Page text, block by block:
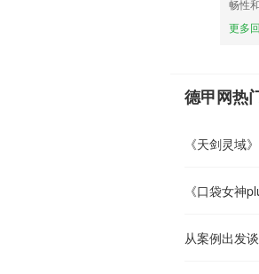
畅性
更多
德甲网热
《天剑灵域
《口袋女神
从案例出发